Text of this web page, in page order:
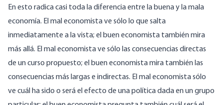
En esto radica casi toda la diferencia entre la buena y la mala
economía. El mal economista ve sólo lo que salta
inmediatamente a la vista; el buen economista también mira
más allá. El mal economista ve sólo las consecuencias directas
de un curso propuesto; el buen economista mira también las
consecuencias más largas e indirectas. El mal economista sólo
ve cuál ha sido o será el efecto de una política dada en un grupo